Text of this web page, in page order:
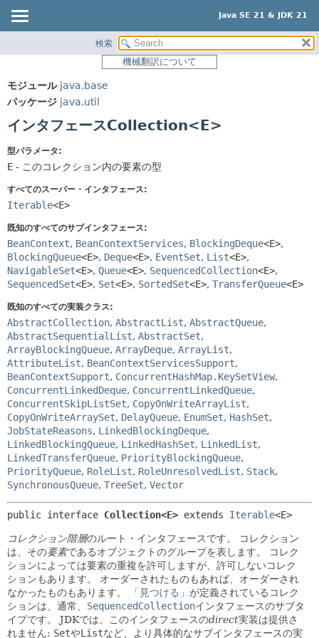
Java SE 21 & JDK 21
パッケージ
使用
ツリー
新規
非推奨
索引
ヘルプ
サマリー:
ネスト済
メソッド
検索
機械翻訳について
モジュール java.base
パッケージ java.util
インタフェースCollection<E>
型パラメータ:
E - このコレクション内の要素の型
すべてのスーパー・インタフェース:
Iterable<E>
既知のすべてのサブインタフェース:
BeanContext, BeanContextServices, BlockingDeque<E>,
BlockingQueue<E>, Deque<E>, EventSet, List<E>,
NavigableSet<E>, Queue<E>, SequencedCollection<E>,
SequencedSet<E>, Set<E>, SortedSet<E>, TransferQueue<E>
既知のすべての実装クラス:
AbstractCollection, AbstractList, AbstractQueue,
AbstractSequentialList, AbstractSet,
ArrayBlockingQueue, ArrayDeque, ArrayList,
AttributeList, BeanContextServicesSupport,
BeanContextSupport, ConcurrentHashMap.KeySetView,
ConcurrentLinkedDeque, ConcurrentLinkedQueue,
ConcurrentSkipListSet, CopyOnWriteArrayList,
CopyOnWriteArraySet, DelayQueue, EnumSet, HashSet,
JobStateReasons, LinkedBlockingDeque,
LinkedBlockingQueue, LinkedHashSet, LinkedList,
LinkedTransferQueue, PriorityBlockingQueue,
PriorityQueue, RoleList, RoleUnresolvedList, Stack,
SynchronousQueue, TreeSet, Vector
public interface Collection<E> extends Iterable<E>
コレクション階層のルート・インタフェースです。
コレクション
は、その要素であるオブジェクトのグループを表します。
コレク
ションによっては要素の重複を許可しますが、許可しないコレク
ションもあります。
オーダーされたものもあれば、オーダーされ
なかったものもあります。
「見つける」 が定義されているコレク
ションは、通常、 SequencedCollectionインタフェースのサブタ
イプです。
JDKでは、このインタフェースのdirect実装は提供さ
れません: SetやListなど、より具体的なサブインタフェースの実